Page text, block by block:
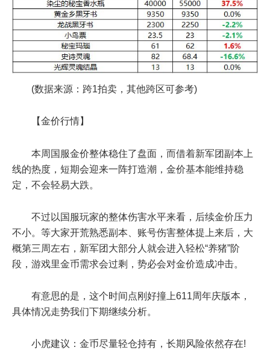
(数据来源：跨1拍卖，其他跨区可参考)
【金价行情】
本周国服金价整体稳住了盘面，而借着新军团副本上
线的热度，短期会迎来一阵打造潮，金价基本能维持稳
定，不会轻易大跌。
不过以国服玩家的整体伤害水平来看，后续金价压力
不小。等大家开荒熟悉副本、账号伤害整体提上来后，大
概第三周左右，新军团大部分人就会进入轻松“养猪”阶
段，游戏里金币需求会过剩，势必会对金价造成冲击。
有意思的是，这个时间点刚好撞上611周年庆版本，
具体情况走势我们下期继续分析。
小虎建议：金币尽量轻仓持有，长期风险依然存在!